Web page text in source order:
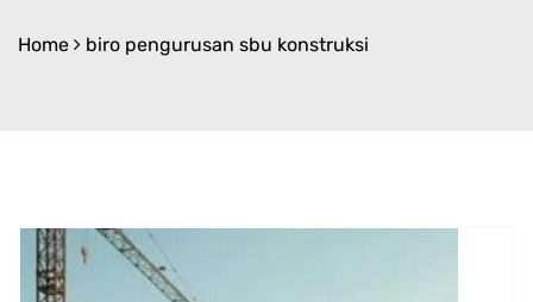
Home biro pengurusan sbu konstruksi